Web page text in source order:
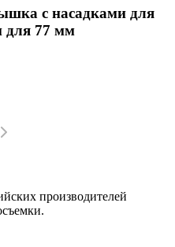
с насадками для
для 77 мм
производителей